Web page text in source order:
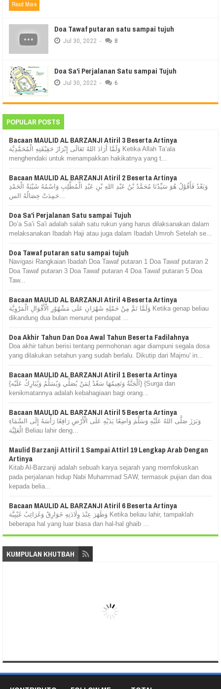
Read More
Doa Tawaf putaran satu sampai tujuh
Jul 30, 2022 - 8
Doa Sa'i Perjalanan Satu sampai Tujuh
Jul 30, 2022 - 6
POPULAR POSTS
Bacaan MAULID AL BARZANJI Atiril 3 Beserta Artinya
وَلَمَّا أَرَادَ اللهُ تَعَالَى إِبْرَازَ حَقِيْقَتِهِ الْمُحَمَّدِيَّة Ketika Allah Ta‘ala
menghendaki untuk menampakkan hakikatnya yang t...
Bacaan MAULID AL BARZANJI Atiril 2 Beserta Artinya
وَبَعْدُ فَأَقُوْلُ هُوَ سَيِّدُنَا مُحَمَّدُ بْنُ عَبْدِ اللهِ بْنِ عَبْدِ الْمُطَّلِبِ وَاسْمُهُ شَيْبَةُ الْحَمْدِ
Doa Sa'i Perjalanan Satu sampai Tujuh
Do’a Sa’i Sa'i adalah salah satu rukun yang harus dilaksanakan dalam
melaksanakan Ibadah Haji atau juga dalam Ibadah Umroh Setelah se...
Doa Tawaf putaran satu sampai tujuh
Navigasi Rangkaian Ibadah Doa Tawaf putaran 1 Doa Tawaf putaran 2
Doa Tawaf putaran 3 Doa Tawaf putaran 4 Doa Tawaf putaran 5 Doa
Taw...
Bacaan MAULID AL BARZANJI Atiril 4 Beserta Artinya
وَلَمَّا تَمَّ مِنْ حَمْلِهِ شَهْرَانِ عَلَى مَشْهُوْرِ الْأَقْوَالِ الْمَرْوِيَّة Ketika genap beliau
dikandung dua bulan menurut pendapat ...
Doa Akhir Tahun Dan Doa Awal Tahun Beserta Fadilahnya
Doa akhir tahun berisi tentang permohonan agar diampuni segala dosa
yang dilakukan setahun yang sudah berlalu. Dikutip dari Majmu' in...
Bacaan MAULID AL BARZANJI Atiril 1 Beserta Artinya
{اَلْجَنَّةُ وَنَعِيمُهَا سَعْدٌ لِمَنْ يُصَلِّي وَيُسَلِّمُ وَيُبَارِكُ عَلَيْه} {Surga dan
kenikmatannya adalah kebahagiaan bagi orang...
Bacaan MAULID AL BARZANJI Atiril 5 Beserta Artinya
وَبَرَزَ صَلَّى اللهُ عَلَيْهِ وَسَلَّمَ وَاضِعًا يَدَيْهِ عَلَى الْأَرْضِ رَافِعًا رَأْسَهُ إِلَى السَّمَاءِ
الْعَلِيَّة Beliau lahir deng...
Maulid Barzanji Attiril 1 Sampai Attirl 19 Lengkap Arab Dengan
Artinya
Kitab Al-Barzanji adalah sebuah karya sejarah yang memfokuskan
pada perjalanan hidup Nabi Muhammad SAW, termasuk pujian dan doa
kepada belia...
Bacaan MAULID AL BARZANJI Atiril 6 Beserta Artinya
وَظَهَرَ عِنْدَ وِلَادَتِهِ خَوَارِقُ وَغَرَائِبُ غَيْبِيَّة Ketika beliau lahir, tampaklah
beberapa hal yang luar biasa dan hal-hal ghaib ...
KUMPULAN KHUTBAH